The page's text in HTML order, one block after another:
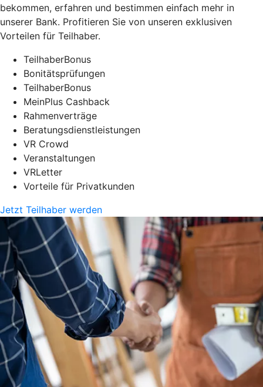
bekommen, erfahren und bestimmen einfach mehr in
unserer Bank. Profitieren Sie von unseren exklusiven
Vorteilen für Teilhaber.
TeilhaberBonus
Bonitätsprüfungen
TeilhaberBonus
MeinPlus Cashback
Rahmenverträge
Beratungsdienstleistungen
VR Crowd
Veranstaltungen
VRLetter
Vorteile für Privatkunden
Jetzt Teilhaber werden